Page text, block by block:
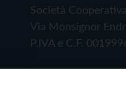
Società Cooperativa
Via Monsignor
P.IVA e C.F.